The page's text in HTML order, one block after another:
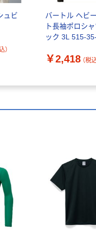
ュビ
）
バートル ヘビ
ト長袖ポロシ
ック 3L 515-35-
￥2,418 （税